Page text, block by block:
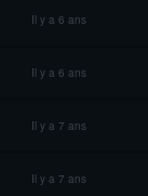
Il y a 6 ans
Il y a 6 ans
Il y a 7 ans
Il y a 7 ans